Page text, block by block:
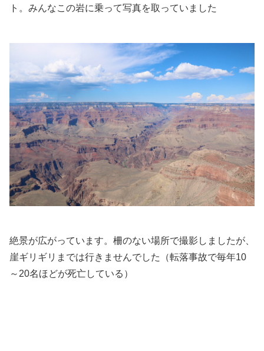
ト。みんなこの岩に乗って写真を取っていました
絶景が広がっています。柵のない場所で撮影しましたが、
崖ギリギリまでは行きませんでした（転落事故で毎年10
～20名ほどが死亡している）